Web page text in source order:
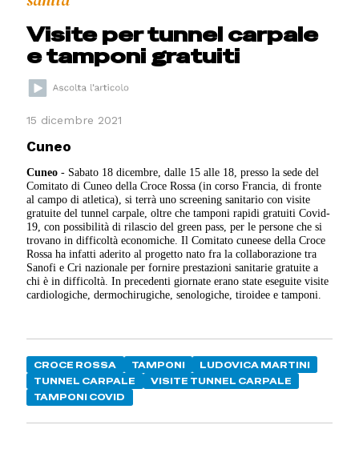
Visite per tunnel carpale
e tamponi gratuiti
15 dicembre 2021
Cuneo
Cuneo - Sabato 18 dicembre, dalle 15 alle 18, presso la sede del
Comitato di Cuneo della Croce Rossa (in corso Francia, di fronte
al campo di atletica), si terrà uno screening sanitario con visite
gratuite del tunnel carpale, oltre che tamponi rapidi gratuiti Covid-
19, con possibilità di rilascio del green pass, per le persone che si
trovano in difficoltà economiche. Il Comitato cuneese della Croce
Rossa ha infatti aderito al progetto nato fra la collaborazione tra
Sanofi e Cri nazionale per fornire prestazioni sanitarie gratuite a
chi è in difficoltà. In precedenti giornate erano state eseguite visite
cardiologiche, dermochirugiche, senologiche, tiroidee e tamponi.
CROCE ROSSA TAMPONI
LUDOVICA MARTINI
TUNNEL CARPALE
VISITE TUNNEL CARPALE
TAMPONI COVID